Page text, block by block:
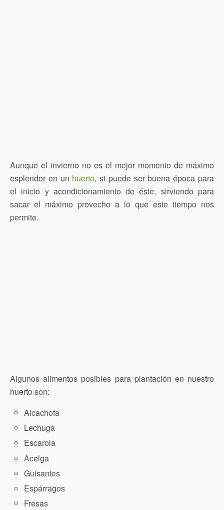
Aunque el invierno no es el mejor momento de máximo
esplendor en un huerto, si puede ser buena época para
el inicio y acondicionamiento de éste, sirviendo para
sacar el máximo provecho a lo que este tiempo nos
permite.
Algunos alimentos posibles para plantación en nuestro
huerto son:
Alcachofa
Lechuga
Escarola
Acelga
Guisantes
Espárragos
Fresas